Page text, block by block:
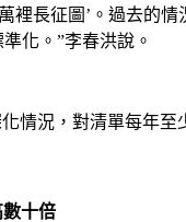
裡長征圖’。過去的
化。”李春洪說。
情況，對清單每年至
十倍